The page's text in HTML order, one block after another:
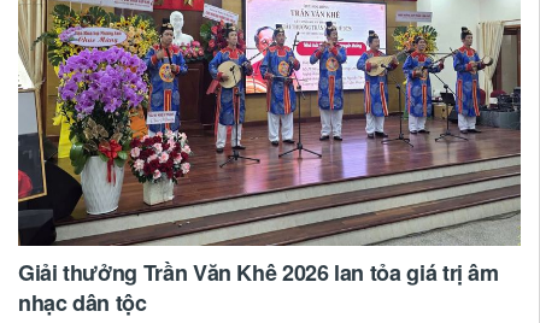
Giải thưởng Trần Văn Khê 2026 lan tỏa giá trị âm
nhạc dân tộc